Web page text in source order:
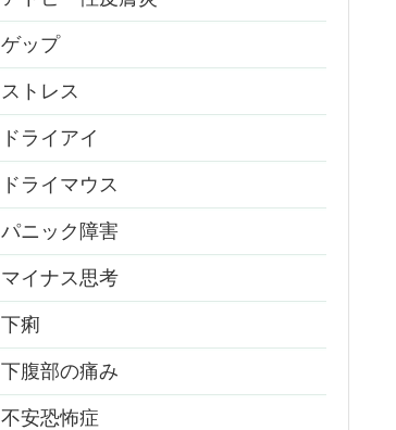
ゲップ
ストレス
ドライアイ
ドライマウス
パニック障害
マイナス思考
下痢
下腹部の痛み
不安恐怖症